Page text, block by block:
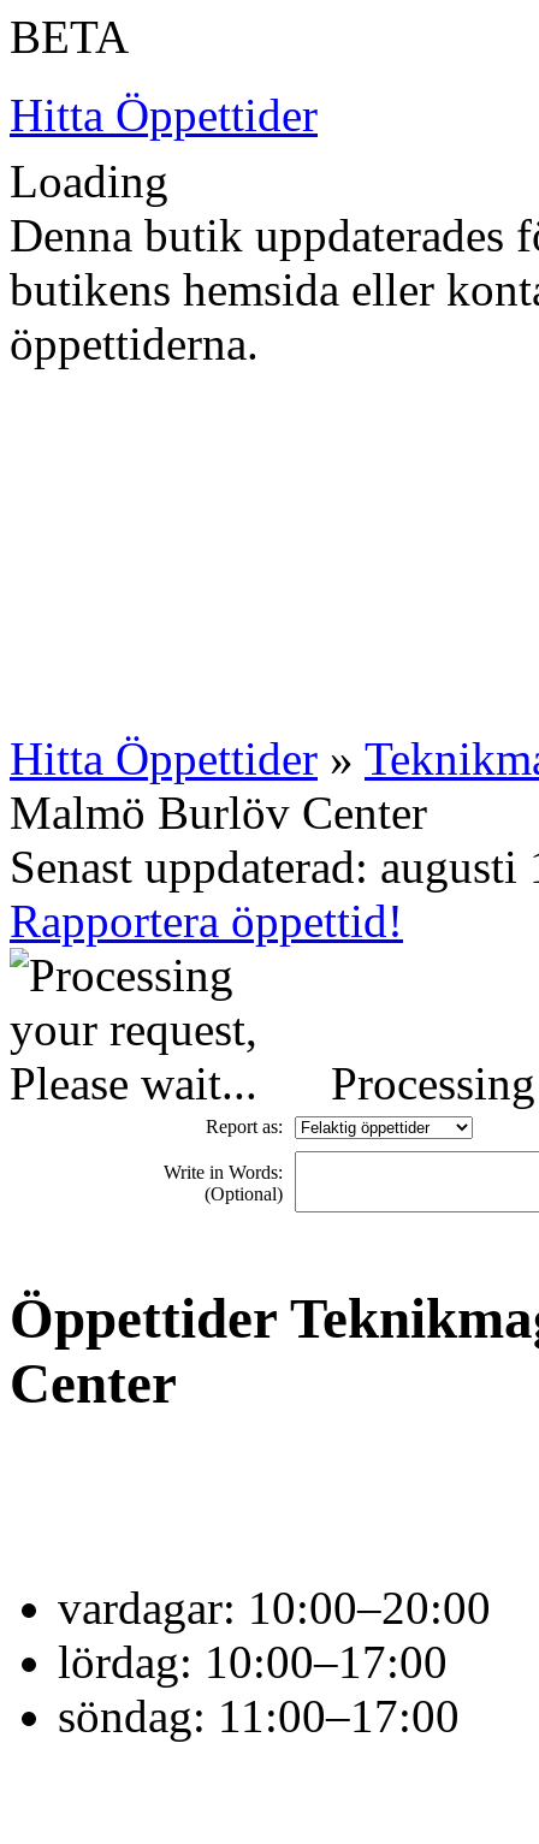
BETA
Hitta Öppettider
Loading
Denna butik uppdaterades
butikens hemsida eller
öppettiderna.
Hitta Öppettider »
Malmö Burlöv Center
Senast uppdaterad: augusti
Rapportera öppettid!
Report as:
Write in Words:
(Optional)
Öppettider
Center
vardagar: 10:00–20:00
lördag: 10:00–17:00
söndag: 11:00–17:00